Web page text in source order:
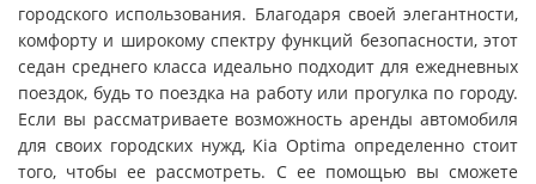
городского использования. Благодаря своей элегантности,
комфорту и широкому спектру функций безопасности, этот
седан среднего класса идеально подходит для ежедневных
поездок, будь то поездка на работу или прогулка по городу.
Если вы рассматриваете возможность аренды автомобиля
для своих городских нужд, Kia Optima определенно стоит
того, чтобы ее рассмотреть. С ее помощью вы сможете